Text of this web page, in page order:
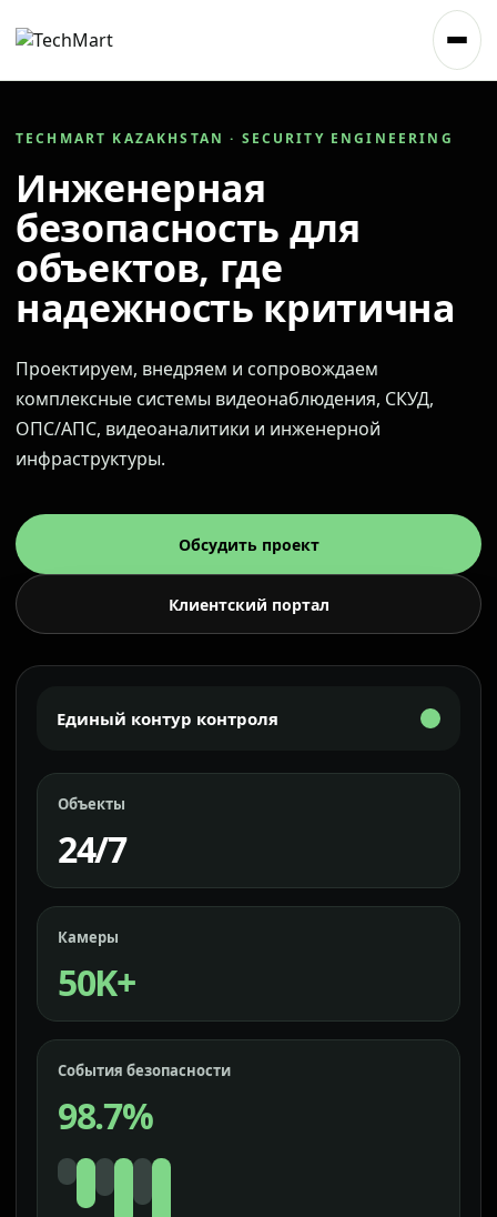
TECHMART KAZAKHSTAN · SECURITY ENGINEERING
Инженерная
безопасность для
объектов, где
надежность критична
Проектируем, внедряем и сопровождаем
комплексные системы видеонаблюдения, СКУД,
ОПС/АПС, видеоаналитики и инженерной
инфраструктуры.
Обсудить проект
Клиентский портал
Единый контур контроля
Объекты
24/7
Камеры
50K+
События безопасности
98.7%